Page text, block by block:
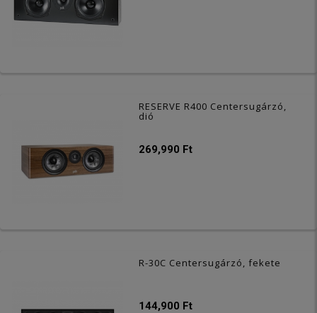
RESERVE R400 Centersugárzó,
dió
269,990 Ft
R-30C Centersugárzó, fekete
144,900 Ft